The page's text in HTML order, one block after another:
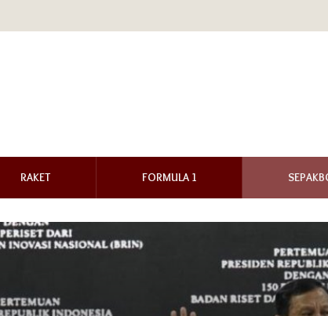
RAKET FORMULA 1